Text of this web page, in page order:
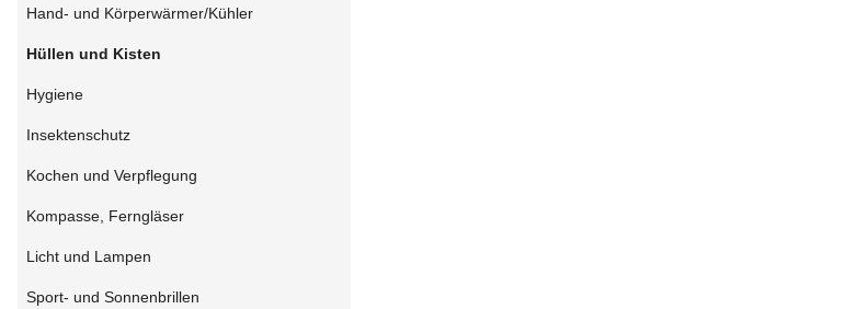
Hand- und Körperwärmer/Kühler
Hüllen und Kisten
Hygiene
Insektenschutz
Kochen und Verpflegung
Kompasse, Ferngläser
Licht und Lampen
Sport- und Sonnenbrillen